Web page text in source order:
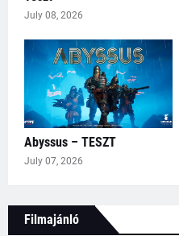
July 08, 2026
Abyssus – TESZT
July 07, 2026
Filmajánló